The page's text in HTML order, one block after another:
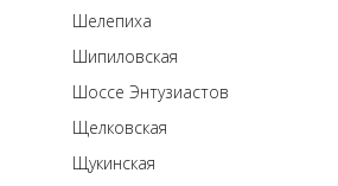
Шелепиха
Шипиловская
Шоссе Энтузиастов
Щелковская
Щукинская